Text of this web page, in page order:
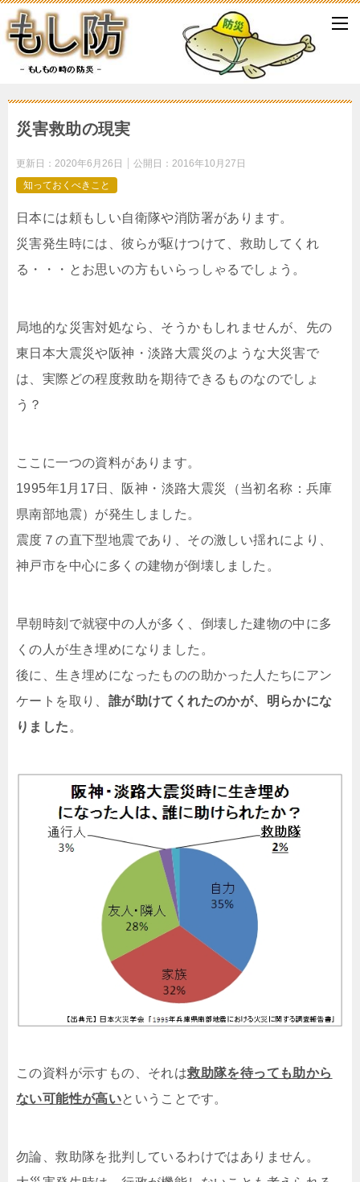
災害救助の現実
更新日： 2020年6月26日 公開日： 2016年10月27日
知っておくべきこと
日本には頼もしい自衛隊や消防署があります。
災害発生時には、彼らが駆けつけて、救助してくれ
る・・・とお思いの方もいらっしゃるでしょう。
局地的な災害対処なら、そうかもしれませんが、先の
東日本大震災や阪神・淡路大震災のような大災害で
は、実際どの程度救助を期待できるものなのでしょ
う？
ここに一つの資料があります。
1995年1月17日、阪神・淡路大震災（当初名称：兵庫
県南部地震）が発生しました。
震度７の直下型地震であり、その激しい揺れにより、
神戸市を中心に多くの建物が倒壊しました。
早朝時刻で就寝中の人が多く、倒壊した建物の中に多
くの人が生き埋めになりました。
後に、生き埋めになったものの助かった人たちにアン
ケートを取り、 誰が助けてくれたのかが、明らかにな
りました 。
この資料が示すもの、それは救助隊を待っても助から
ない可能性が高いということです。
勿論、救助隊を批判しているわけではありません。